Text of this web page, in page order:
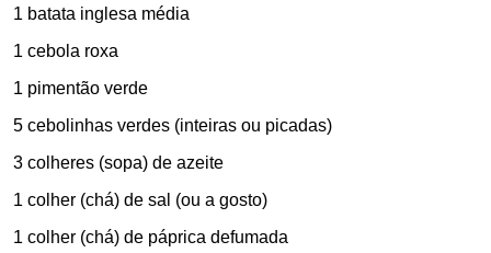
1 batata inglesa média
1 cebola roxa
1 pimentão verde
5 cebolinhas verdes (inteiras ou picadas)
3 colheres (sopa) de azeite
1 colher (chá) de sal (ou a gosto)
1 colher (chá) de páprica defumada